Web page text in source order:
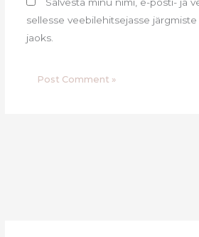
sellesse veebilehitsejasse
jaoks.